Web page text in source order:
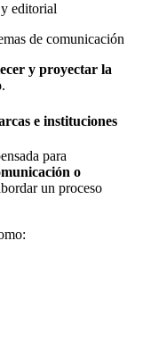
editorial
de comunicación
y proyectar la
.
e instituciones
para
o
un proceso